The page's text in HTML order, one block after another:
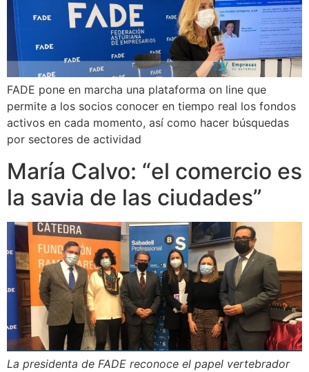
FADE pone en marcha una plataforma on line que
permite a los socios conocer en tiempo real los fondos
activos en cada momento, así como hacer búsquedas
por sectores de actividad
María Calvo: “el comercio es
la savia de las ciudades”
La presidenta de FADE reconoce el papel vertebrador